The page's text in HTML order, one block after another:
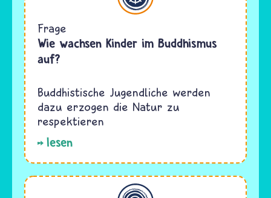
Frage
Wie wachsen Kinder im Buddhismus
auf?
Buddhistische Jugendliche werden
dazu erzogen die Natur zu
respektieren
lesen
Allgemein